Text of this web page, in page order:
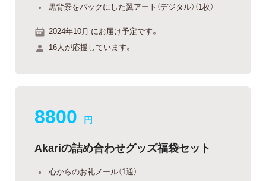
黒背景をバックにした翼アート（デジタル）（1枚）
2024年10月 にお届け予定です。
16人が応援しています。
8800 円
Akariの詰め合わせグッズ福袋セット
心からのお礼メール（1通）